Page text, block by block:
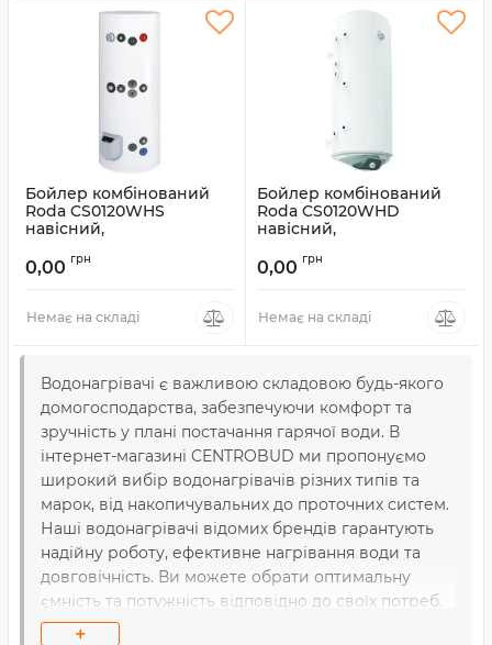
Бойлер комбінований
Roda CS0120WHS
навісний,
120л
0,00 грн
Немає на складі
Бойлер комбінований
Roda CS0120WHD
навісний,
120л
0,00 грн
Немає на складі
Водонагрівачі є важливою складовою будь-якого
домогосподарства, забезпечуючи комфорт та
зручність у плані постачання гарячої води. В
інтернет-магазині CENTROBUD ми пропонуємо
широкий вибір водонагрівачів різних типів та
марок, від накопичувальних до проточних систем.
Наші водонагрівачі відомих брендів гарантують
надійну роботу, ефективне нагрівання води та
довговічність. Ви можете обрати оптимальну
ємність та потужність відповідно до своїх потреб.
Замовте водонагрівач у нашому інтернет-магазині
+